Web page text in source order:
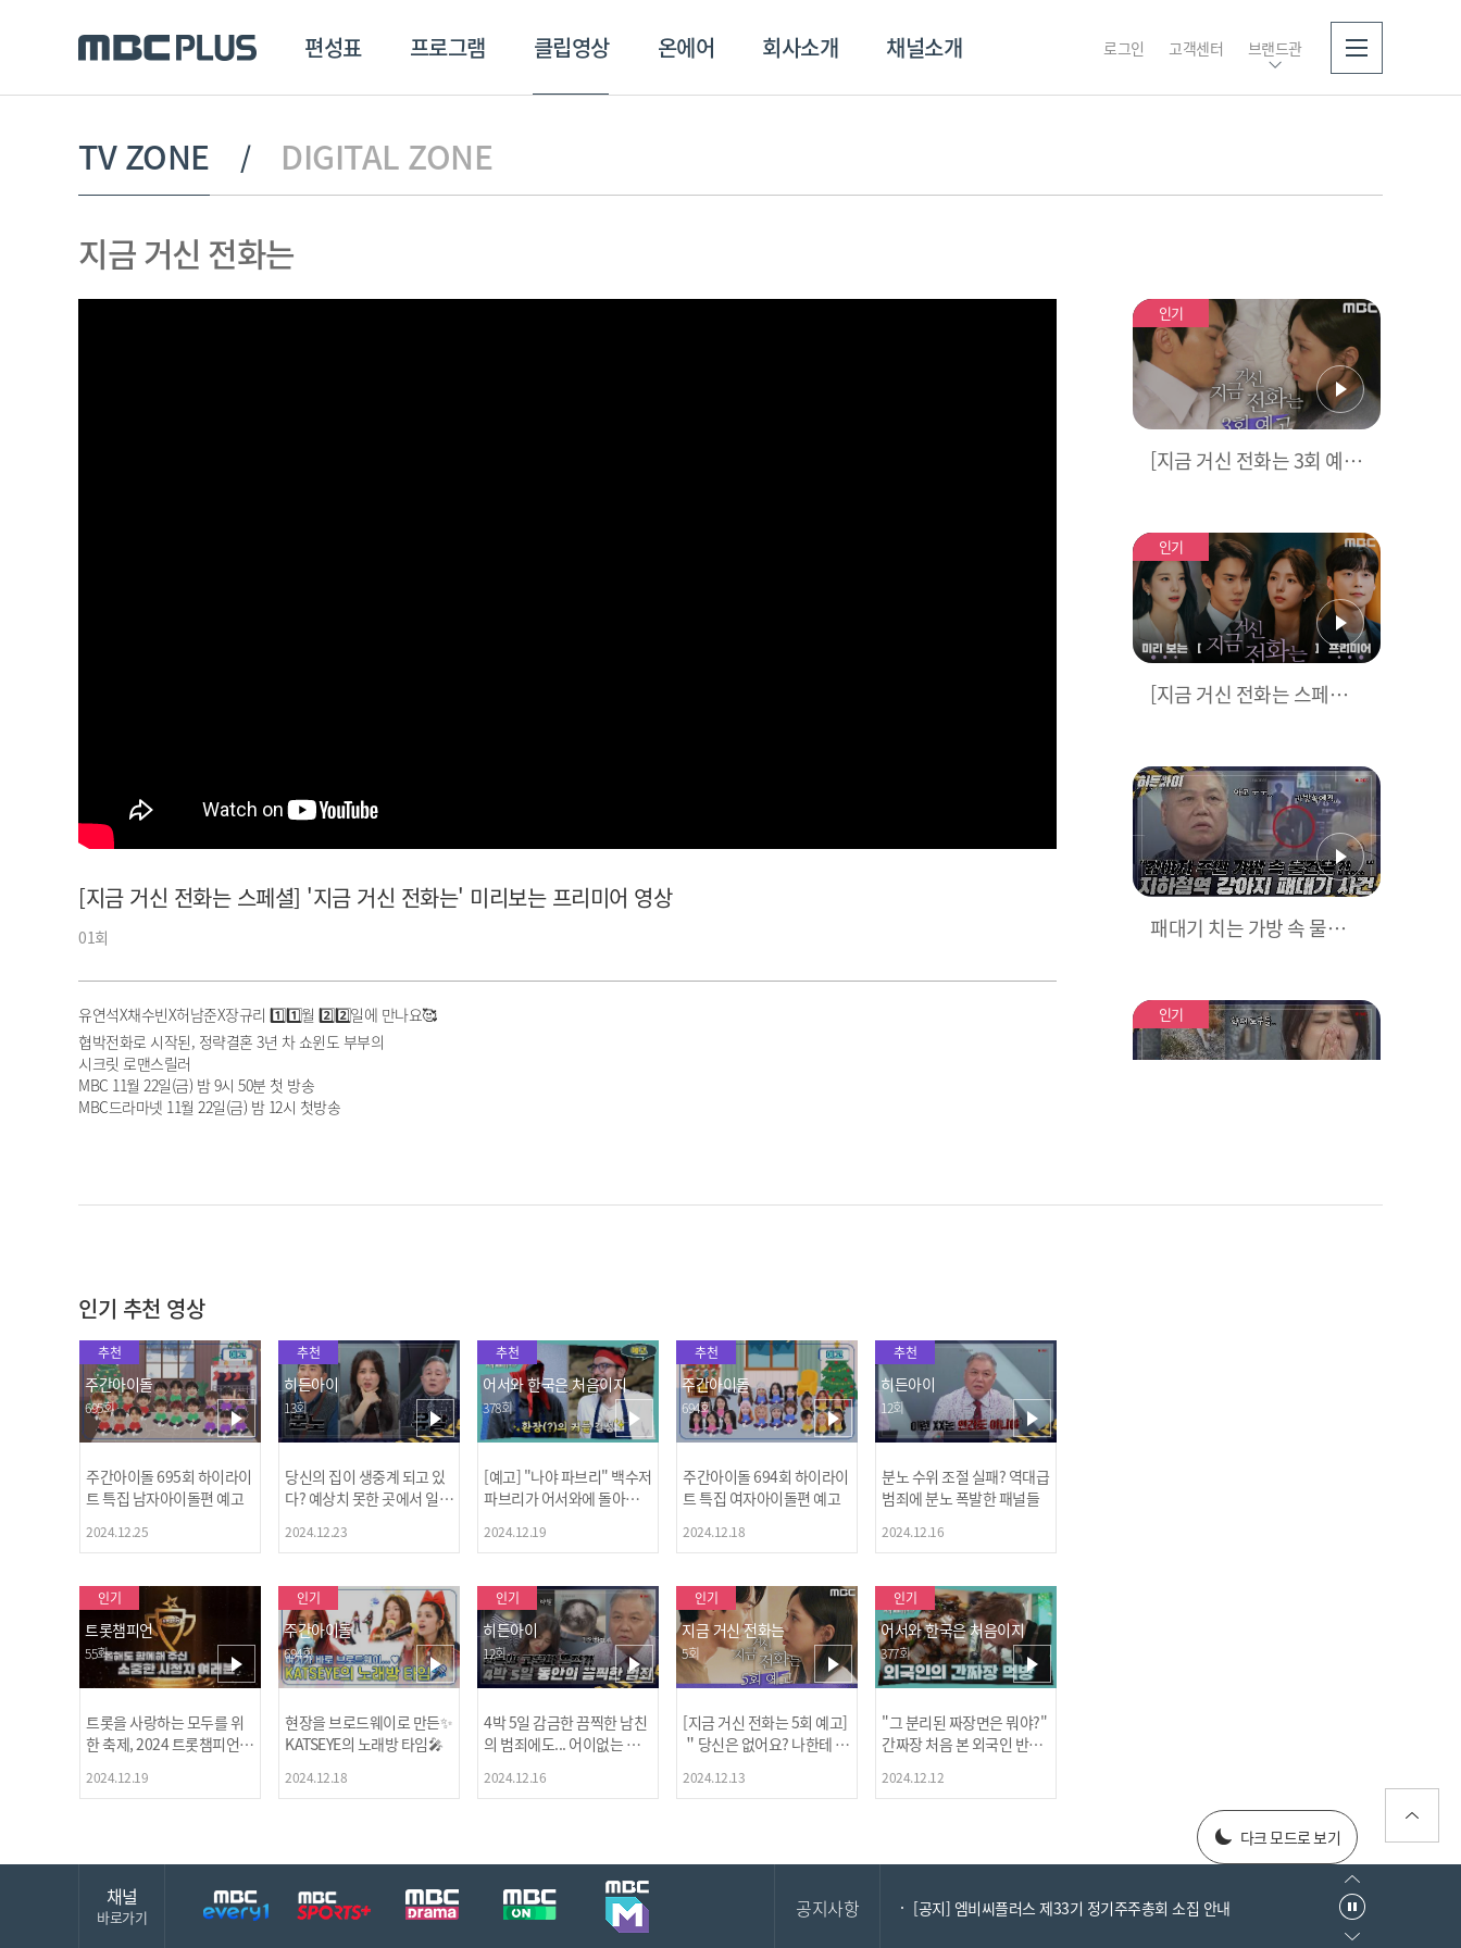
편성표 프로그램 클립영상 온에어 회사소개 채널소개 로그인 고객센터 브랜드관
편성표
MBC 스포츠+
MBC 드라마넷
프로그램
전체
종영프로그램
클립영상
TV ZONE
DIGITAL ZONE
지금 거신 전화는
[지금 거신 전화는 스페셜] '지금 거신 전화는' 미리보는 프리미어 영상
01회
유연석X채수빈X허남준X장규리 1️⃣1️⃣월 2️⃣2️⃣일에 만나요🥰
협박전화로 시작된, 정략결혼 3년 차 쇼윈도 부부의
시크릿 로맨스릴러
MBC 11월 22일(금) 밤 9시 50분 첫 방송
MBC드라마넷 11월 22일(금) 밤 12시 첫방송
인기
[지금 거신 전화는 3회 예
인기
[지금 거신 전화는 스페셜]
패대기 치는 가방 속 물건의
인기
우리집 개는 안무는데요?
주인의 뻔뻔한 대처에 분노
😡🔥
인기 추천 영상
주간아이돌
695회
추천
주간아이돌 695회 하이라이
트 특집 남자아이돌편 예고
2024.12.25
히든아이
13회
추천
당신의 집이 생중계 되고 있
다? 예상치 못한 곳에서 일어
2024.12.23
어서와 한국은 처음이지
378회
추천
[예고] "나야 파브리" 백수저
파브리가 어서와에 돌아왔
케미 식재료투어!
2024.12.19
주간아이돌
694회
추천
주간아이돌 694회 하이라이
트 특집 여자아이돌편 예고
2024.12.18
히든아이
12회
추천
분노 수위 조절 실패? 역대급
범죄에 분노 폭발한 패널들
2024.12.16
트롯챔피언
55회
인기
트롯을 사랑하는 모두를 위
한 축제, 2024 트롯챔피언
l 12월 19일 (목) 저녁 8시 M
2024.12.19
주간아이돌
694회
인기
현장을 브로드웨이로 만든✨
KATSEYE의 노래방 타임🎤
2024.12.18
히든아이
12회
인기
4박 5일 감금한 끔찍한 남친
의 범죄에도... 어이없는 처
연자들🔥🔥🔥
2024.12.16
지금 거신 전화는
5회
인기
[지금 거신 전화는 5회 예고]
＂당신은 없어요? 나한테 감
2024.12.13
어서와 한국은 처음이지
377회
인기
"그 분리된 짜장면은 뭐야?"
간짜장 처음 본 외국인 반응
2024.12.12
다크 모드로 보기
채널
바로가기 공지사항
[MBC플러스] 외부감사인 선임 공고
[공지] 엠비씨플러스 제33기 정기주주총회 소집 안내